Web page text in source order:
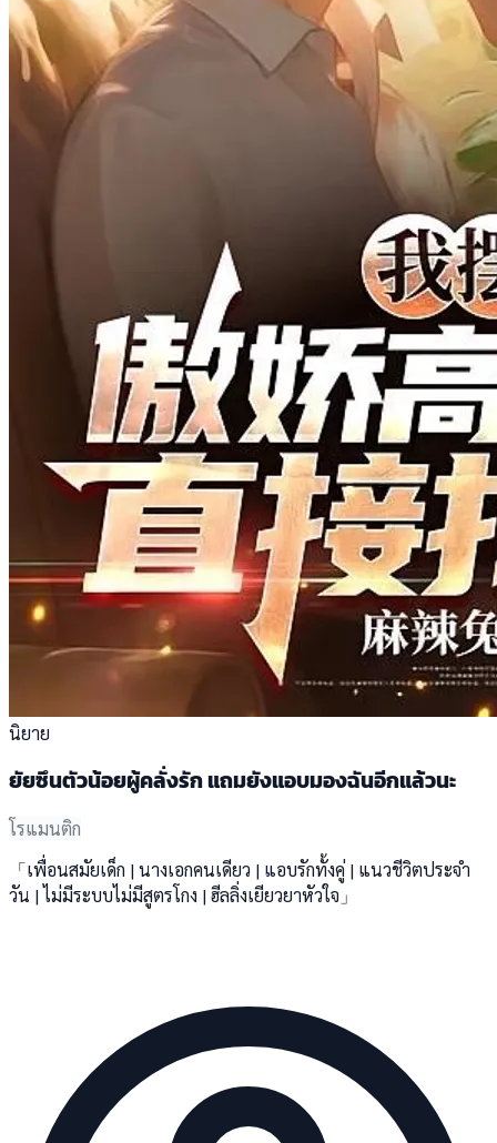
นิยาย
ยัยซึนตัวน้อยผู้คลั่งรัก แถมยังแอบมองฉันอีกแล้วนะ
โรแมนติก
「เพื่อนสมัยเด็ก | นางเอกคนเดียว | แอบรักทั้งคู่ | แนวชีวิตประจำ
วัน | ไม่มีระบบไม่มีสูตรโกง | ฮีลลิ่งเยียวยาหัวใจ」